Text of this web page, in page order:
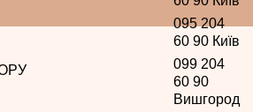
095 204
60 90 Київ
099 204
60 90
Вишгород